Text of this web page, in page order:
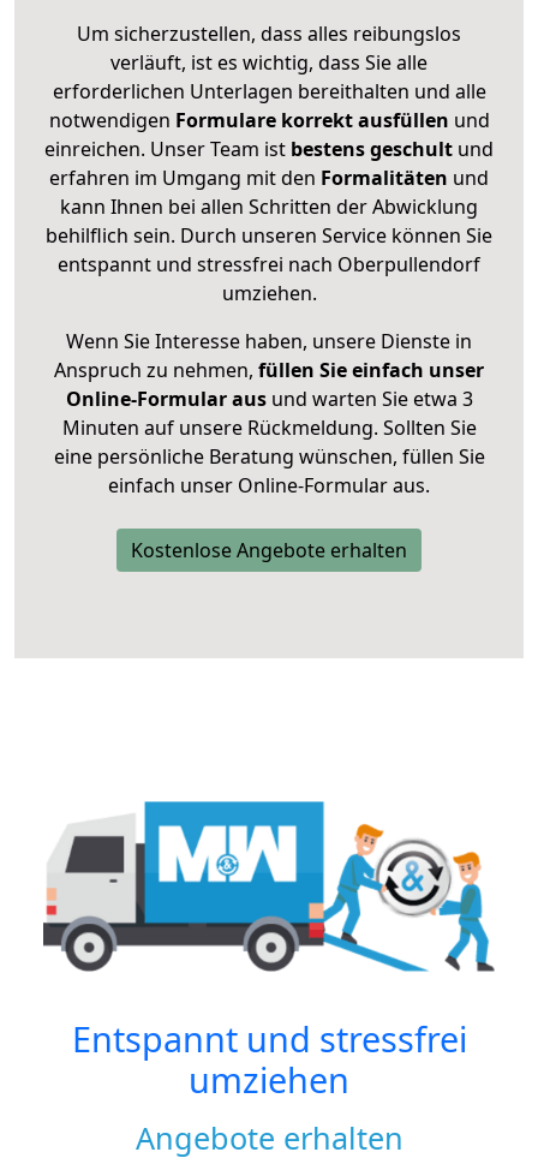
Um sicherzustellen, dass alles reibungslos
verläuft, ist es wichtig, dass Sie alle
erforderlichen Unterlagen bereithalten und alle
notwendigen Formulare korrekt ausfüllen und
einreichen. Unser Team ist bestens geschult und
erfahren im Umgang mit den Formalitäten und
kann Ihnen bei allen Schritten der Abwicklung
behilflich sein. Durch unseren Service können Sie
entspannt und stressfrei nach Oberpullendorf
umziehen.
Wenn Sie Interesse haben, unsere Dienste in
Anspruch zu nehmen, füllen Sie einfach unser
Online-Formular ausund warten Sie etwa 3
Minuten auf unsere Rückmeldung. Sollten Sie
eine persönliche Beratung wünschen, füllen Sie
einfach unser Online-Formular aus.
Kostenlose Angebote erhalten
Entspannt und stressfrei
umziehen
Angebote erhalten